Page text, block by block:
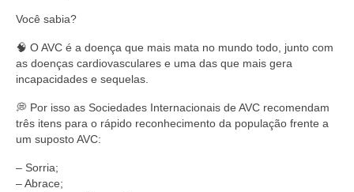
Você sabia?
🧠 O AVC é a doença que mais mata no mundo todo, junto com
as doenças cardiovasculares e uma das que mais gera
incapacidades e sequelas.
💭 Por isso as Sociedades Internacionais de AVC recomendam
três itens para o rápido reconhecimento da população frente a
um suposto AVC:
– Sorria;
– Abrace;